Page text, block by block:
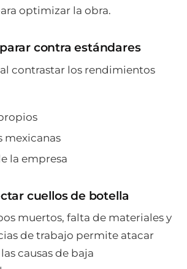
optimizar la obra.
contra estándares
contrastar los rendimientos
mexicanas
la empresa
cuellos de botella
muertos, falta de materiales y
de trabajo permite atacar
causas de baja